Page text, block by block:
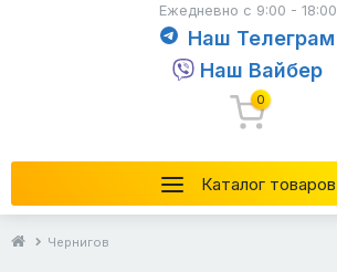
Каталог товаров
Ежедневно с 9:00 - 18:00
Наш Телеграм
Наш Вайбер
0
Чернигов